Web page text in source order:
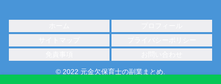
© 2022 元金欠保育士の副業まとめ.